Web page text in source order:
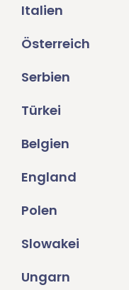
Italien
Österreich
Serbien
Türkei
Belgien
England
Polen
Slowakei
Ungarn